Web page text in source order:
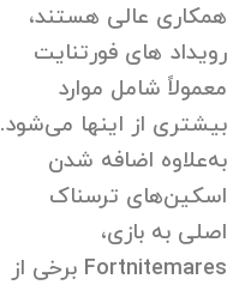
همکاری عالی هستند،
رویداد های فورتنایت
معمولاً شامل موارد
بیشتری از اینها می‌شود.
به‌علاوه اضافه شدن
اسکین‌های ترسناک
اصلی به بازی،
Fortnitemares برخی از